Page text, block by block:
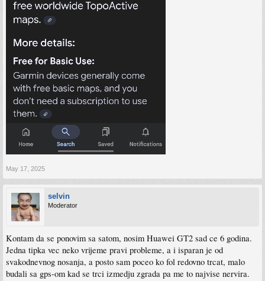
May 17, 2025
selvin
Moderator
Kontam da se ponovim sa satom, nosim Huawei GT2 sad ce 6 godina.
Jedna tipka vec neko vrijeme pravi probleme, a i isparan je od
svakodnevnog nosanja, a posto sam poceo ko fol redovno trcat, malo
budali sa gps-om kad se trci izmedju zgrada pa me to najvise nervira.